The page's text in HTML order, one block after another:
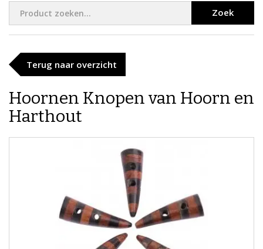
Zoek
Terug naar overzicht
Hoornen Knopen van Hoorn en
Harthout